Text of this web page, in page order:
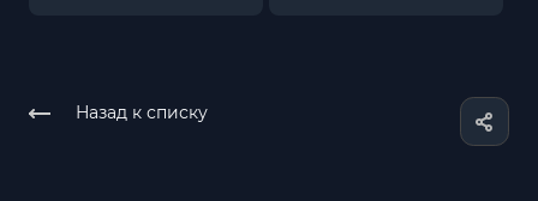
Назад к списку